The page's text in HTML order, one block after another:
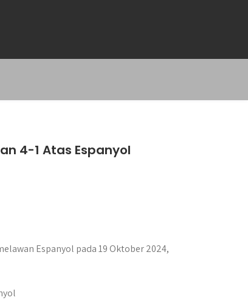
4-1 Atas Espanyol
Espanyol pada 19 Oktober 2024,